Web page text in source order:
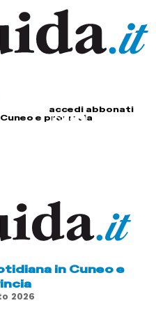
accedi abbonati
e provincia
in Cuneo e
2026